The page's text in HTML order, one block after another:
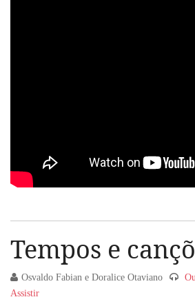
Tempos e
Osvaldo Fabian e Doralice Otaviano
Assistir